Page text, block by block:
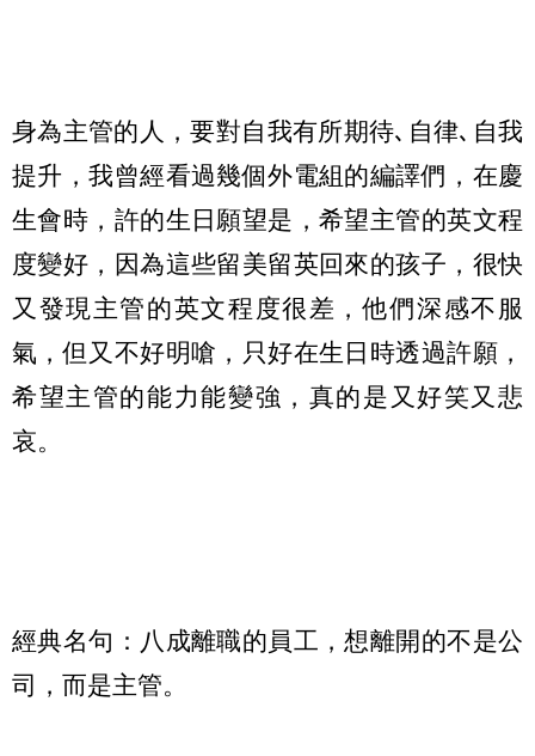
身為主管的人，要對自我有所期待､自律､自我
提升，我曾經看過幾個外電組的編譯們，在慶
生會時，許的生日願望是，希望主管的英文程
度變好，因為這些留美留英回來的孩子，很快
又發現主管的英文程度很差，他們深感不服
氣，但又不好明嗆，只好在生日時透過許願，
希望主管的能力能變強，真的是又好笑又悲
哀。
經典名句：八成離職的員工，想離開的不是公
司，而是主管。